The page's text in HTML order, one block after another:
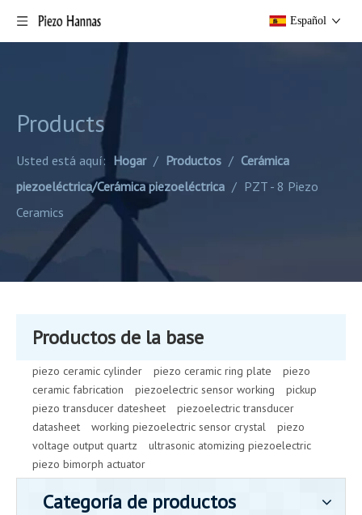
Español
Products
Usted está aquí: Hogar / Productos / Cerámica
piezoeléctrica/Cerámica piezoeléctrica / PZT - 8 Piezo
Ceramics
Productos de la base
piezo ceramic cylinder piezo ceramic ring plate
piezo
ceramic fabrication
piezoelectric sensor working
pickup
piezo transducer datesheet
piezoelectric transducer
datasheet
working piezoelectric sensor crystal
piezo
voltage output quartz
ultrasonic atomizing piezoelectric
piezo bimorph actuator
Categoría de productos